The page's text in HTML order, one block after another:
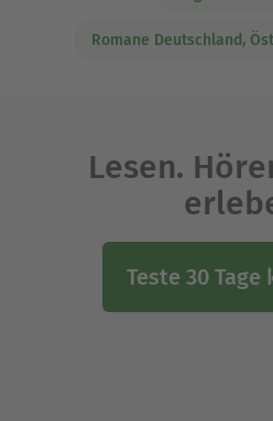
Romane Deutschland,
Lesen.
Teste 30